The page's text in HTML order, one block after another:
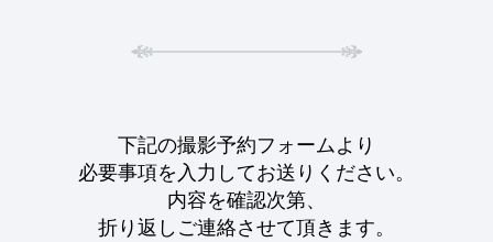
下記の撮影予約フォームより
必要事項を入力してお送りください。
内容を確認次第、
折り返しご連絡させて頂きます。